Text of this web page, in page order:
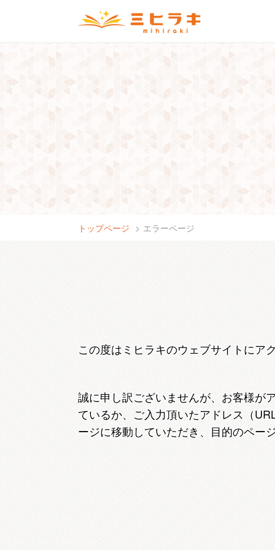
トップページ エラーページ
この度はミヒラキのウェブサイトにア
誠に申し訳ございませんが、お客様が
ているか、ご入力頂いたアドレス（
ージに移動していただき、目的のペー